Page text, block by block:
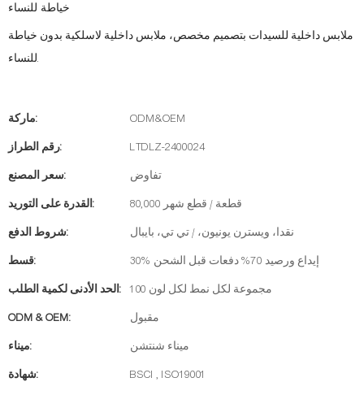
خياطة للنساء
ملابس داخلية للسيدات بتصميم مخصص، ملابس داخلية لاسلكية بدون خياطة
للنساء.
ماركة: ODM&OEM
رقم الطراز: LTDLZ-2400024
سعر المصنع: تفاوض
القدرة على التوريد: 80,000 قطعة / قطع شهر
شروط الدفع: نقدا، ويسترن يونيون، / تي تي، بايبال
قسط: 30% إيداع ورصيد 70% دفعات قبل الشحن
الحد الأدنى لكمية الطلب: 100 مجموعة لكل نمط لكل لون
ODM & OEM: مقبول
ميناء: ميناء شنتشن
شهادة: BSCI , ISO19001